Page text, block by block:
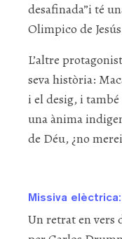
desafinada”i té
Olimpico de
L’altre
seva història:
i el desig, i
una ànima
de Déu, ¿no
Missiva
Un retrat en vers